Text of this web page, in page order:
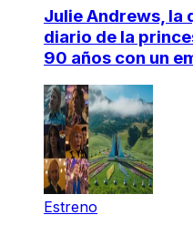
Julie Andrews, la
diario de la
90 años con un
Estreno